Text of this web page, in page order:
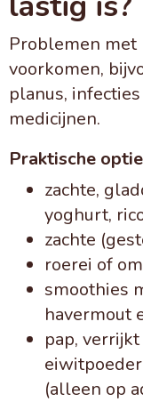
Problemen
voorkomen,
planus,
medicijnen.
Praktische
zachte,
yoghurt,
zachte
roerei of
smoothies
havermout
pap,
eiwitpoeder
(alleen op